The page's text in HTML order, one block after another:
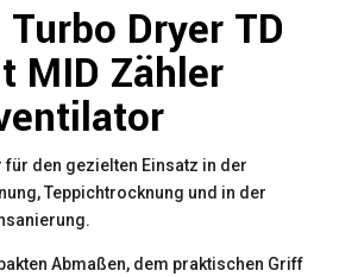
Turbo Dryer TD
MID Zähler
für den gezielten Einsatz in der
Teppichtrocknung und in der
Abmaßen, dem praktischen Griff